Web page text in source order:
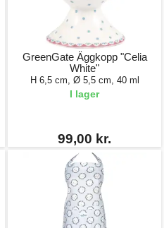
GreenGate Äggkopp "Celia
White"
H 6,5 cm, Ø 5,5 cm, 40 ml
I lager
99,00 kr.